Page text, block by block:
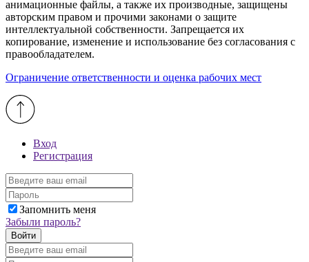
анимационные файлы, а также их производные, защищены
авторским правом и прочими законами о защите
интеллектуальной собственности. Запрещается их
копирование, изменение и использование без согласования с
правообладателем.
Ограничение ответственности и оценка рабочих мест
Вход
Регистрация
Запомнить меня
Забыли пароль?